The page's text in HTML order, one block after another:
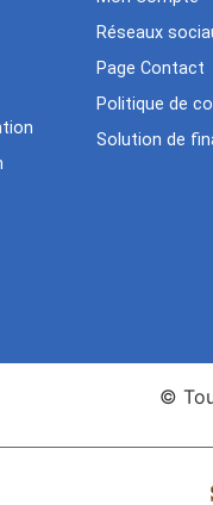
Réseaux
Page Contact
Politique de
Solution de
©